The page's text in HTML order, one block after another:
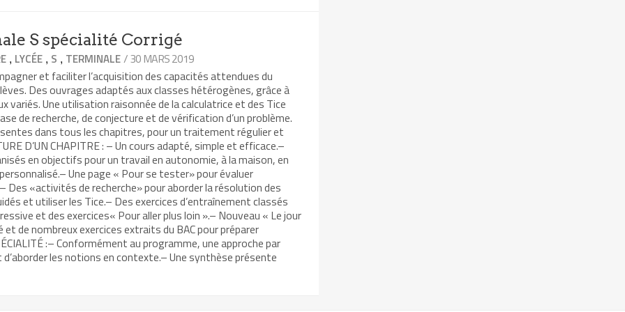
S spécialité Corrigé
, LYCÉE , S , TERMINALE/ 30 MARS 2019
et faciliter l’acquisition des capacités attendues du
Des ouvrages adaptés aux classes hétérogènes, grâce à
variés. Une utilisation raisonnée de la calculatrice et des Tice
de recherche, de conjecture et de vérification d’un problème.
dans tous les chapitres, pour un traitement régulier et
D’UN CHAPITRE : – Un cours adapté, simple et efficace.–
en objectifs pour un travail en autonomie, à la maison, en
Une page « Pour se tester» pour évaluer
Des «activités de recherche» pour aborder la résolution des
et utiliser les Tice.– Des exercices d’entraînement classés
et des exercices« Pour aller plus loin ».– Nouveau « Le jour
et de nombreux exercices extraits du BAC pour préparer
:– Conformément au programme, une approche par
les notions en contexte.– Une synthèse présente